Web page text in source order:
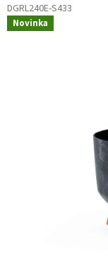
DGRL240E-S433
Novinka